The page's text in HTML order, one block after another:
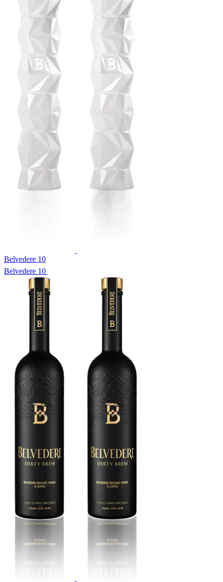
Belvedere 10
Belvedere 10